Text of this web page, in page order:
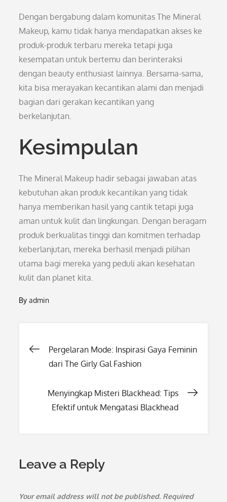
Dengan bergabung dalam komunitas The Mineral
Makeup, kamu tidak hanya mendapatkan akses ke
produk-produk terbaru mereka tetapi juga
kesempatan untuk bertemu dan berinteraksi
dengan beauty enthusiast lainnya. Bersama-sama,
kita bisa merayakan kecantikan alami dan menjadi
bagian dari gerakan kecantikan yang
berkelanjutan.
Kesimpulan
The Mineral Makeup hadir sebagai jawaban atas
kebutuhan akan produk kecantikan yang tidak
hanya memberikan hasil yang cantik tetapi juga
aman untuk kulit dan lingkungan. Dengan beragam
produk berkualitas tinggi dan komitmen terhadap
keberlanjutan, mereka berhasil menjadi pilihan
utama bagi mereka yang peduli akan kesehatan
kulit dan planet kita.
Byadmin
Post
Pergelaran Mode: Inspirasi Gaya Feminin
dari The Girly Gal Fashion
Menyingkap Misteri Blackhead: Tips
Efektif untuk Mengatasi Blackhead
Leave a Reply
Your email address will not be published. Required